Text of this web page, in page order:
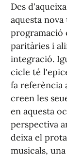
Des
aquesta
programació
paritàries i
integració.
cicle té
fa referència
creen les
en aquesta
perspectiva
deixa el
musicals,